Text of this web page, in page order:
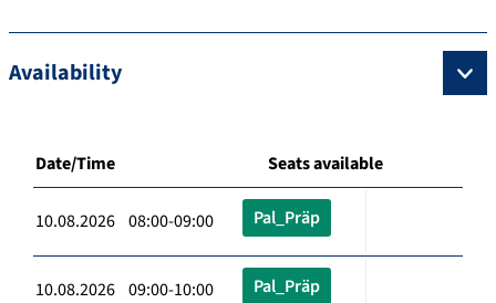
Availability
Date/Time Seats available
10.08.2026 08:00-09:00 Pal_Präp
10.08.2026 09:00-10:00 Pal_Präp